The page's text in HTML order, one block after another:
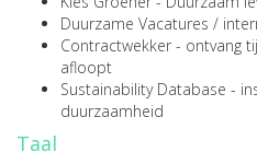
Duurzame Vacatures /
Contractwekker - ontvang
afloopt
Sustainability Database -
duurzaamheid
Taal